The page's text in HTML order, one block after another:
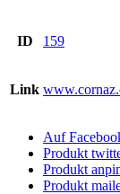
ID 159
Link
Auf
Produkt
Produkt
Produkt